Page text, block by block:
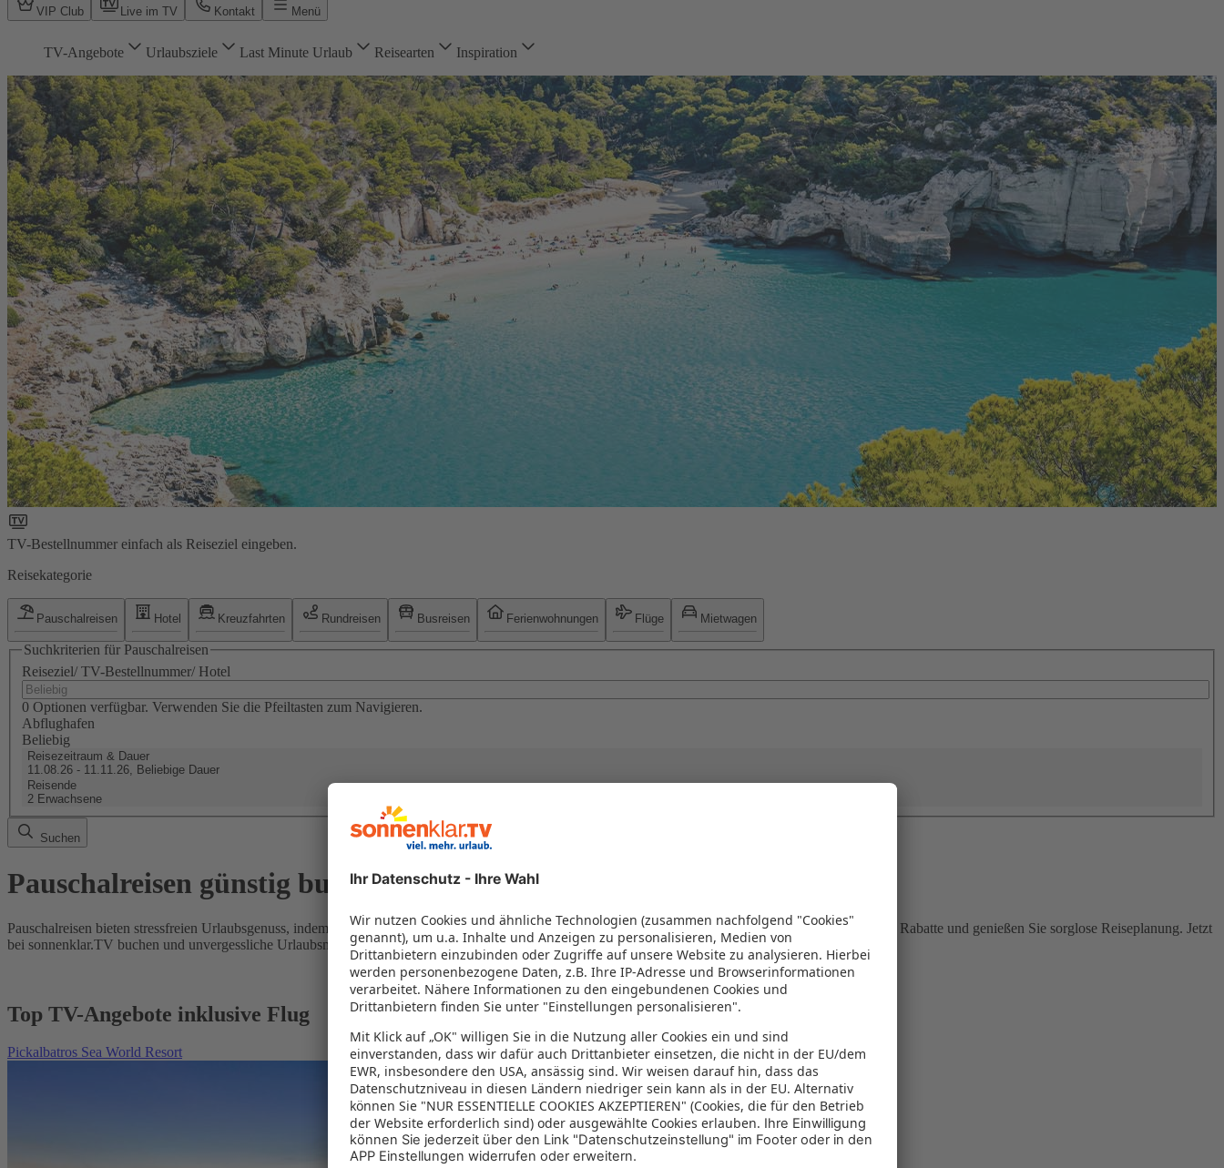
VIP Club Live im TV Kontakt Menü
TV-Angebote Urlaubsziele Last Minute Urlaub Reisearten Inspiration
TV-Bestellnummer einfach als Reiseziel eingeben.
Reisekategorie
Pauschalreisen Hotel Kreuzfahrten Rundreisen Busreisen Ferienwohnungen Flüge Mietwagen
Suchkriterien für Pauschalreisen
Reiseziel/ TV-Bestellnummer/ Hotel
0 Optionen verfügbar. Verwenden Sie die Pfeiltasten zum Navigieren.
Abflughafen
Beliebig
Reisezeitraum & Dauer
11.08.26 - 11.11.26, Beliebige Dauer
Reisende
2 Erwachsene
Suchen
Pauschalreisen günstig buchen
Pauschalreisen bieten stressfreien Urlaubsgenuss, indem Flug und Hotel in einem Paket kombiniert werden – das spart Zeit und Geld. Nutzen Sie attraktive Rabatte und genießen Sie sorglose Reiseplanung. Jetzt
bei sonnenklar.TV buchen und unvergessliche Urlaubsmomente erleben!
Top TV-Angebote inklusive Flug
Pickalbatros Sea World Resort